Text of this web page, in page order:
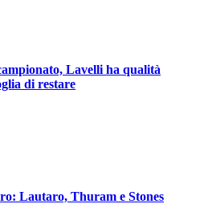
Lavelli ha qualità
di restare
Lautaro, Thuram e Stones